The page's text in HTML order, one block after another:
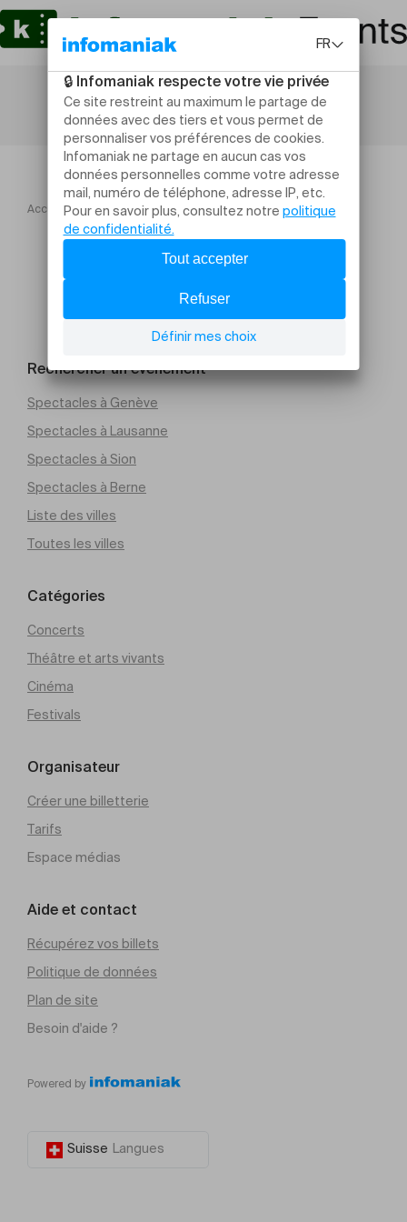
Accueil OFFolia « BAL(L)ADE MUSICALE »
Rechercher un évènement
Spectacles à Genève
Spectacles à Lausanne
Spectacles à Sion
Spectacles à Berne
Liste des villes
Toutes les villes
Catégories
Concerts
Théâtre et arts vivants
Cinéma
Festivals
Organisateur
Créer une billetterie
Tarifs
Espace médias
Aide et contact
Récupérez vos billets
Politique de données
Plan de site
Besoin d'aide ?
Powered by
Suisse Langues